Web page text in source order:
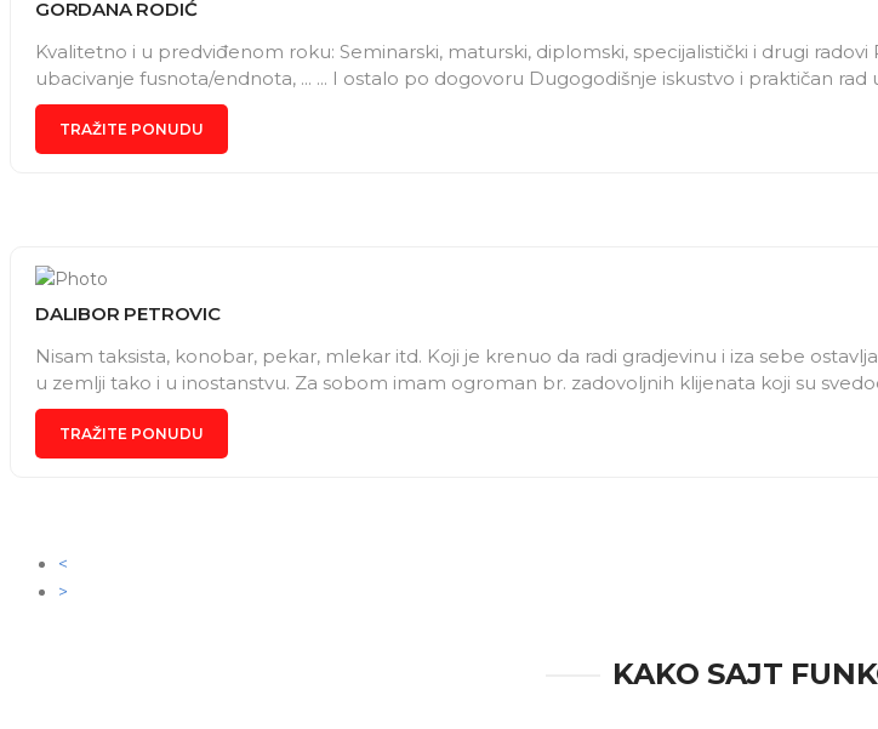
GORDANA RODIĆ
Kvalitetno i u predviđenom roku: Seminarski, maturski, diplomski, specijalistički i drugi
ubacivanje fusnota/endnota, ... ... I ostalo po dogovoru Dugogodišnje iskustvo i praktičan
TRAŽITE PONUDU
DALIBOR PETROVIC
Nisam taksista, konobar, pekar, mlekar itd. Koji je krenuo da radi gradjevinu i iza sebe
u zemlji tako i u inostanstvu. Za sobom imam ogroman br. zadovoljnih klijenata koji su
TRAŽITE PONUDU
<
>
KAKO SAJT